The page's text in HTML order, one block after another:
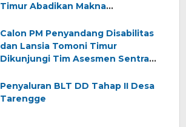
Timur Abadikan Makna
Calon PM Penyandang Disabilitas
dan Lansia Tomoni Timur
Dikunjungi Tim Asesmen Sentra
Penyaluran BLT DD Tahap II Desa
Tarengge